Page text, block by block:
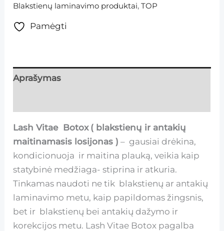
Blakstienų laminavimo produktai,TOP
Pamėgti
Aprašymas
Lash Vitae Botox ( blakstienų ir antakių
maitinamasis losijonas ) – gausiai drėkina,
kondicionuoja ir maitina plauką, veikia kaip
statybinė medžiaga- stiprina ir atkuria.
Tinkamas naudoti ne tik blakstienų ar antakių
laminavimo metu, kaip papildomas žingsnis,
bet ir blakstienų bei antakių dažymo ir
korekcijos metu. Lash Vitae Botox pagalba